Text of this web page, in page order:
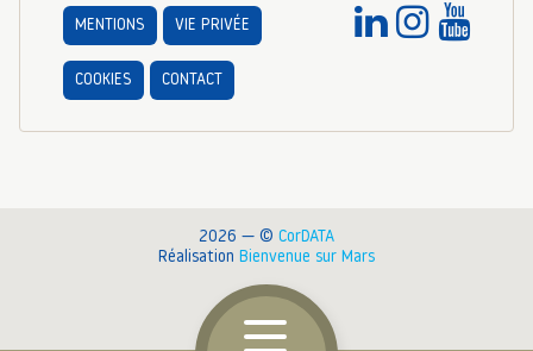
MENTIONS VIE PRIVÉE
COOKIES CONTACT
2026 — © CorDATA
Réalisation Bienvenue sur Mars